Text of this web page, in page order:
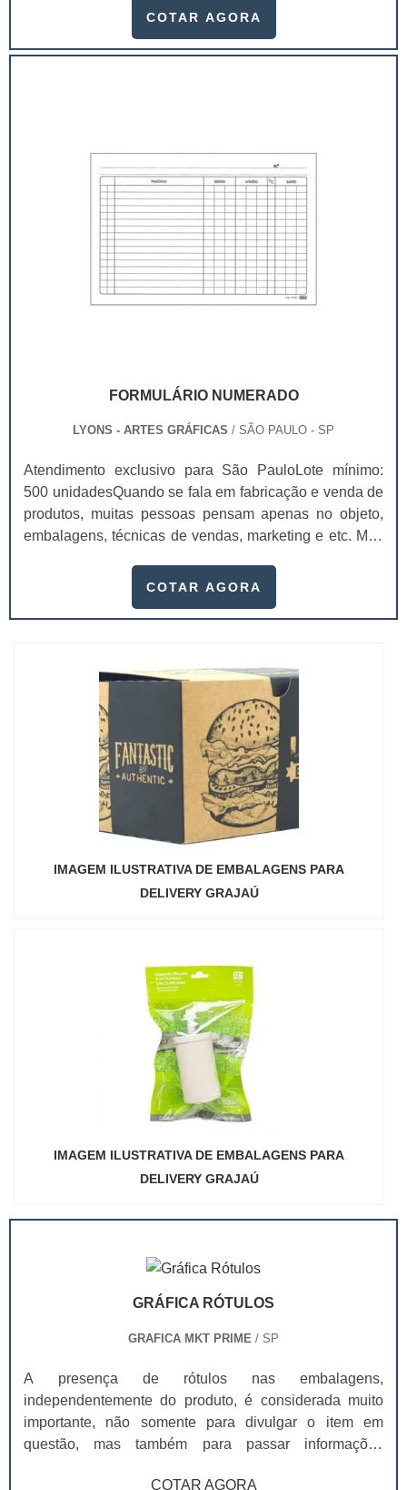
produto.A busca por empresas sérias para adquirir esse
podem assegurar aos clientes características pontuais
COTAR AGORA
FORMULÁRIO NUMERADO
LYONS - ARTES GRÁFICAS / SÃO PAULO - SP
Atendimento exclusivo para São PauloLote mínimo:
500 unidadesQuando se fala em fabricação e venda de
produtos, muitas pessoas pensam apenas no objeto,
embalagens, técnicas de vendas, marketing e etc. Mas
e logística adequada, esses esforços podem não valer
um papel de destaque muito abrangente, pois este item,
COTAR AGORA
IMAGEM ILUSTRATIVA DE EMBALAGENS PARA
DELIVERY GRAJAÚ
IMAGEM ILUSTRATIVA DE EMBALAGENS PARA
DELIVERY GRAJAÚ
GRÁFICA RÓTULOS
GRAFICA MKT PRIME / SP
A presença de rótulos nas embalagens,
independentemente do produto, é considerada muito
importante, não somente para divulgar o item em
questão, mas também para passar informações
COTAR AGORA